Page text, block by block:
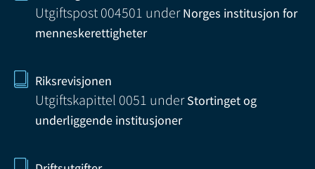
Utgiftspost 004501 underNorges institusjon for
menneskerettigheter
Riksrevisjonen
Utgiftskapittel 0051 underStortinget og
underliggende institusjoner